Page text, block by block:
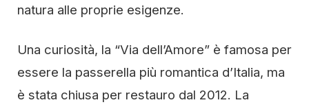
natura alle proprie esigenze.
Una curiosità, la “Via dell’Amore” è famosa per
essere la passerella più romantica d’Italia, ma
è stata chiusa per restauro dal 2012. La